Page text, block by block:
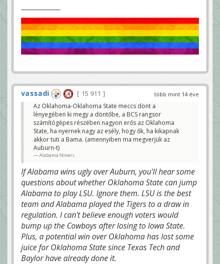
több mint 14 éve
vassadi
15 911
Az Oklahoma-Oklahoma State meccs dönt a
lényegében ki megy a döntőbe, a BCS rangsor
számítógépes részében nagyon erős az Oklahoma
State, ha nyernek nagy az esély, hogy ők, ha kikapnak
akkor tuti a Bama. (amennyiben ma megverjük az
Auburn-t)
Alabama Niners
If Alabama wins ugly over Auburn, you'll hear some
questions about whether Oklahoma State can jump
Alabama to play LSU. Ignore them. LSU is the best
team and Alabama played the Tigers to a draw in
regulation. I can't believe enough voters would
bump up the Cowboys after losing to Iowa State.
Plus, a potential win over Oklahoma has lost some
juice for Oklahoma State since Texas Tech and
Baylor have already done it.